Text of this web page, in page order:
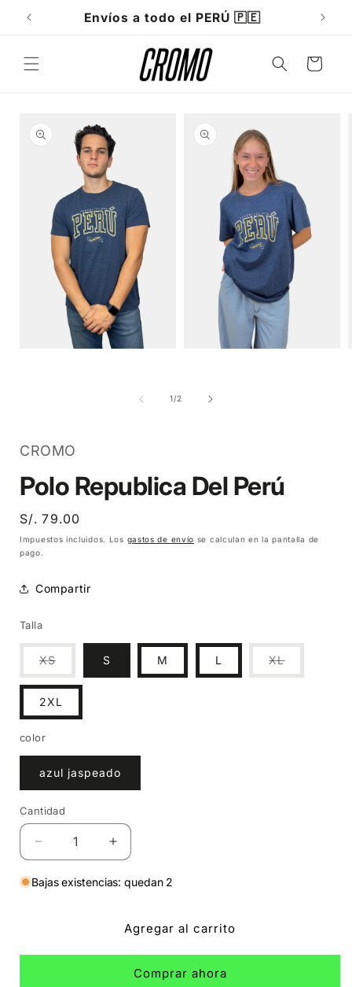
directamenteEnvíos a todo el PERÚ 🇵🇪
Carrito
información
del producto
1/de
2
CROMO
Polo Republica Del Perú
Precio
habitual
S/. 79.00
Impuestos incluidos. Los gastos de envío se calculan en la pantalla de
pago.
Compartir
Talla
XSVariante
o
no
disponible
S M L XLVariante
o
2XL
color
azul jaspeado
Cantidad
Cantidad
Reducir
cantidad
para
Aumentar
cantidad
para
Del
Bajas existencias: quedan 2
Agregar al carrito
Comprar ahora